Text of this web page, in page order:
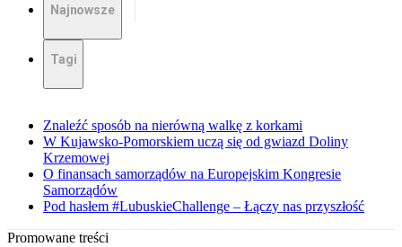
Najnowsze
Tagi
Znaleźć sposób na nierówną walkę z korkami
W Kujawsko-Pomorskiem uczą się od gwiazd Doliny
Krzemowej
O finansach samorządów na Europejskim Kongresie
Samorządów
Pod hasłem #LubuskieChallenge – Łączy nas przyszłość
Promowane treści